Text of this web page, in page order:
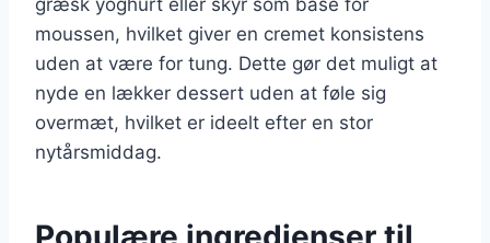
moussen, hvilket giver en cremet konsistens
uden at være for tung. Dette gør det muligt at
nyde en lækker dessert uden at føle sig
overmæt, hvilket er ideelt efter en stor
nytårsmiddag.